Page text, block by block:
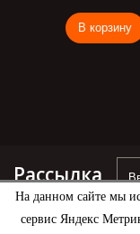
На данном сайте мы
сервис Яндекс
В корзину
Рассылка